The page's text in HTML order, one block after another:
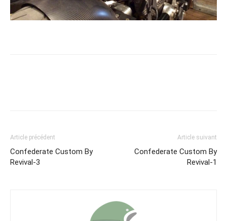
Article précédent
Confederate Custom By
Revival-3
Article suivant
Confederate Custom By
Revival-1